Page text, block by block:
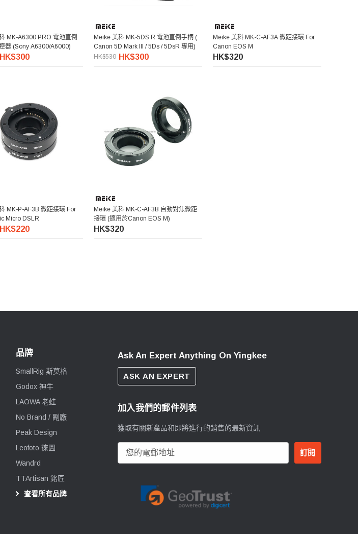
MK-A6300 PRO 電池直倒
器 (Sony A6300/A6000)
HK$300
Meike 美科 MK-5DS R 電池直倒手柄 (
Canon 5D Mark III / 5Ds / 5DsR 專用)
HK$530 HK$300
Meike 美科 MK-C-AF3A 微距接環 For
Canon EOS M
HK$320
P-AF3B 微距接環 For
Micro DSLR
HK$220
Meike 美科 MK-C-AF3B 自動對焦微距
接環 (適用於Canon EOS M)
HK$320
品牌
SmallRig 斯莫格
Godox 神牛
LAOWA 老蛙
No Brand / 副廠
Peak Design
Leofoto 徠圖
Wandrd
TTArtisan 銘匠
查看所有品牌
Ask An Expert Anything On Yingkee
ASK AN EXPERT
加入我們的郵件列表
獲取有關新產品和即將進行的銷售的最新資訊
郵